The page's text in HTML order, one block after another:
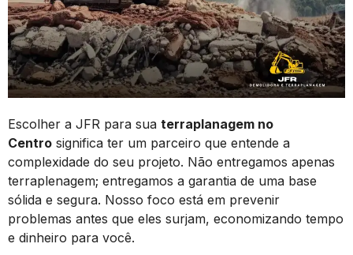
Escolher a JFR para sua terraplanagem no
Centro significa ter um parceiro que entende a
complexidade do seu projeto. Não entregamos apenas
terraplenagem; entregamos a garantia de uma base
sólida e segura. Nosso foco está em prevenir
problemas antes que eles surjam, economizando tempo
e dinheiro para você.